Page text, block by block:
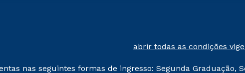
abrir todas as condições
nas seguintes formas de ingresso: Segunda Graduação,